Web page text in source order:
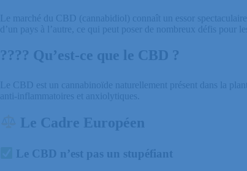
Le marché du CBD (cannabidiol) connaît un essor
d’un pays à l’autre, ce qui peut poser de nombreux défis pour
???? Qu’est-ce que le CBD ?
Le CBD est un cannabinoïde naturellement présent dans la
anti-inflammatoires et anxiolytiques.
Le Cadre Européen
Le CBD n’est pas un stupéfiant